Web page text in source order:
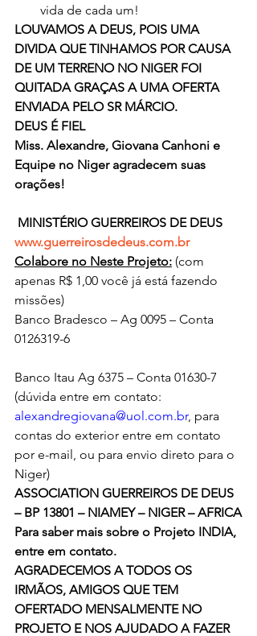
vida de cada um!
LOUVAMOS A DEUS, POIS UMA
DIVIDA QUE TINHAMOS POR CAUSA
DE UM TERRENO NO NIGER FOI
QUITADA GRAÇAS A UMA OFERTA
ENVIADA PELO SR MÁRCIO.
DEUS É FIEL
Miss. Alexandre, Giovana Canhoni e
Equipe no Niger agradecem suas
orações!
MINISTÉRIO GUERREIROS DE DEUS
www.guerreirosdedeus.com.br
Colabore no Neste Projeto: (com
apenas R$ 1,00 você já está fazendo
missões)
Banco Bradesco – Ag 0095 – Conta
0126319-6
Banco Itau Ag 6375 – Conta 01630-7
(dúvida entre em contato:
alexandregiovana@uol.com.br, para
contas do exterior entre em contato
por e-mail, ou para envio direto para o
Niger)
ASSOCIATION GUERREIROS DE DEUS
– BP 13801 – NIAMEY – NIGER – AFRICA
Para saber mais sobre o Projeto INDIA,
entre em contato.
AGRADECEMOS A TODOS OS
IRMÃOS, AMIGOS QUE TEM
OFERTADO MENSALMENTE NO
PROJETO E NOS AJUDADO A FAZER